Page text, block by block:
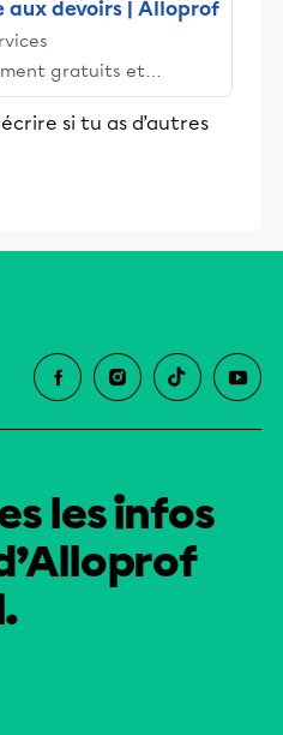
aux devoirs | Alloprof
gratuits et
engage les élèves
dans la réussite
si tu as d’autres
les infos